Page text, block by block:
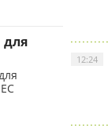
для
12:24